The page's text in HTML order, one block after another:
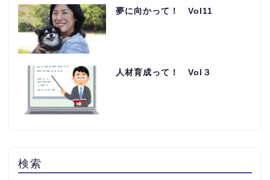
夢に向かって！ Vol11
人材育成って！ Vol３
検索